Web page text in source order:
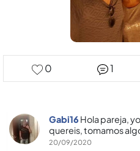
0 1
Gabi16Hola pareja,
quereis, tomamos
20/09/2020